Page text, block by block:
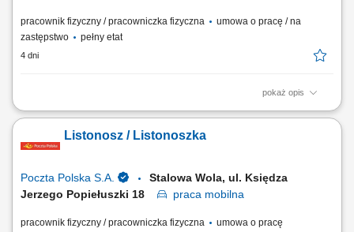
pracownik fizyczny / pracowniczka fizyczna
umowa o pracę / na
zastępstwo
pełny etat
4 dni
pokaż opis
Rodzaj zatrudnienia: umowa o pracę, cały etat, praca od poniedziałku
doręczenia, doręczanie listów, paczek i przekazów pieniężnych,
bezpośrednia obsługa klientów, w tym sprzedaż produktów i usług,
Listonosz / Listonoszka
Poczta Polska S.A.
Stalowa Wola, ul. Księdza
Jerzego Popiełuszki 18
praca mobilna
pracownik fizyczny / pracowniczka fizyczna
umowa o pracę